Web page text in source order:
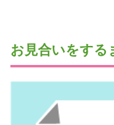
お見合いをする